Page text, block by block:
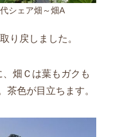
シェア畑～畑A
り戻しました。
畑Ｃは葉もガクも
茶色が目立ちます。